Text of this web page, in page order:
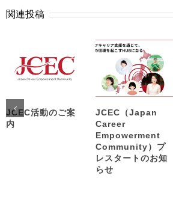
関連投稿
JCEC活動のご案
内
JCEC（Japan
Career
Empowerment
Community）プ
レスタートのお知
らせ